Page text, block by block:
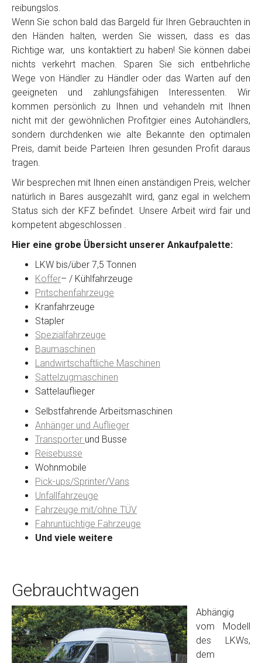
reibungslos.
Wenn Sie schon bald das Bargeld für Ihren Gebrauchten in
den Händen halten, werden Sie wissen, dass es das
Richtige war, uns kontaktiert zu haben! Sie können dabei
nichts verkehrt machen. Sparen Sie sich entbehrliche
Wege von Händler zu Händler oder das Warten auf den
geeigneten und zahlungsfähigen Interessenten. Wir
kommen persönlich zu Ihnen und vehandeln mit Ihnen
nicht mit der gewöhnlichen Profitgier eines Autohändlers,
sondern durchdenken wie alte Bekannte den optimalen
Preis, damit beide Parteien Ihren gesunden Profit daraus
tragen.
Wir besprechen mit Ihnen einen anständigen Preis, welcher
natürlich in Bares ausgezahlt wird, ganz egal in welchem
Status sich der KFZ befindet. Unsere Arbeit wird fair und
kompetent abgeschlossen .
Hier eine grobe Übersicht unserer Ankaufpalette:
LKW bis/über 7,5 Tonnen
Koffer– / Kühlfahrzeuge
Pritschenfahrzeuge
Kranfahrzeuge
Stapler
Spezialfahrzeuge
Baumaschinen
Landwirtschaftliche Maschinen
Sattelzugmaschinen
Sattelauflieger
Selbstfahrende Arbeitsmaschinen
Anhänger und Auflieger
Transporter und Busse
Reisebusse
Wohnmobile
Pick-ups/Sprinter/Vans
Unfallfahrzeuge
Fahrzeuge mit/ohne TÜV
Fahruntüchtige Fahrzeuge
Und viele weitere
Gebrauchtwagen
Abhängig
vom Modell
des LKWs,
dem